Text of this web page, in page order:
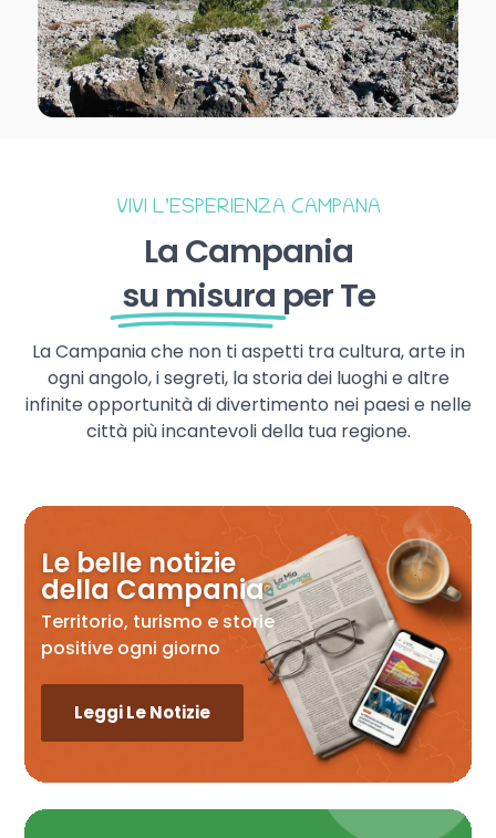
VIVI L’ESPERIENZA CAMPANA
La Campania
su misura per Te
La Campania che non ti aspetti tra cultura, arte in
ogni angolo, i segreti, la storia dei luoghi e altre
infinite opportunità di divertimento nei paesi e nelle
città più incantevoli della tua regione.
Le belle notizie
della Campania
Territorio, turismo e storie
positive ogni giorno
Leggi Le Notizie